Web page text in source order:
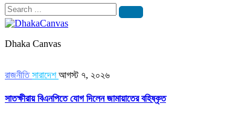
Dhaka Canvas
রাজনীতি সারাদেশ আগস্ট ৭, ২০২৬
সাতক্ষীরায় বিএনপিতে যোগ দিলেন জামায়াতের বহিষ্কৃত